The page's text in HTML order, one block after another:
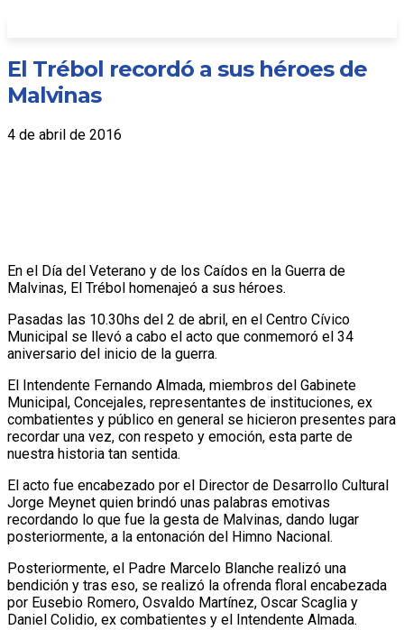
El Trébol recordó a sus héroes de
Malvinas
4 de abril de 2016
En el Día del Veterano y de los Caídos en la Guerra de
Malvinas, El Trébol homenajeó a sus héroes.
Pasadas las 10.30hs del 2 de abril, en el Centro Cívico
Municipal se llevó a cabo el acto que conmemoró el 34
aniversario del inicio de la guerra.
El Intendente Fernando Almada, miembros del Gabinete
Municipal, Concejales, representantes de instituciones, ex
combatientes y público en general se hicieron presentes para
recordar una vez, con respeto y emoción, esta parte de
nuestra historia tan sentida.
El acto fue encabezado por el Director de Desarrollo Cultural
Jorge Meynet quien brindó unas palabras emotivas
recordando lo que fue la gesta de Malvinas, dando lugar
posteriormente, a la entonación del Himno Nacional.
Posteriormente, el Padre Marcelo Blanche realizó una
bendición y tras eso, se realizó la ofrenda floral encabezada
por Eusebio Romero, Osvaldo Martínez, Oscar Scaglia y
Daniel Colidio, ex combatientes y el Intendente Almada.